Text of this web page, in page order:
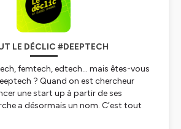
LE DÉCLIC #DEEPTECH
femtech, edtech… mais êtes-vous
? Quand on est chercheur
une start up à partir de ses
a désormais un nom. C’est tout